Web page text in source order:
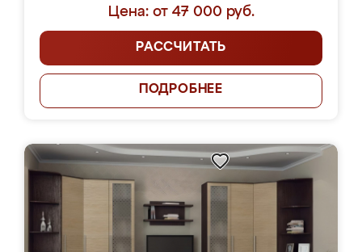
Цена: от 47 000 руб.
РАССЧИТАТЬ
ПОДРОБНЕЕ